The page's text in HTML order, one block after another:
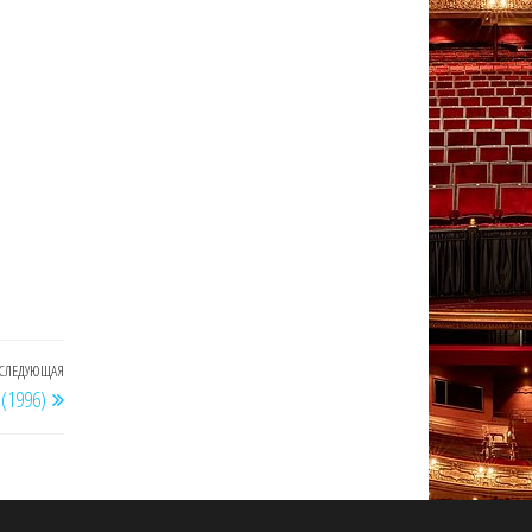
Следующая
запись
СЛЕДУЮЩАЯ